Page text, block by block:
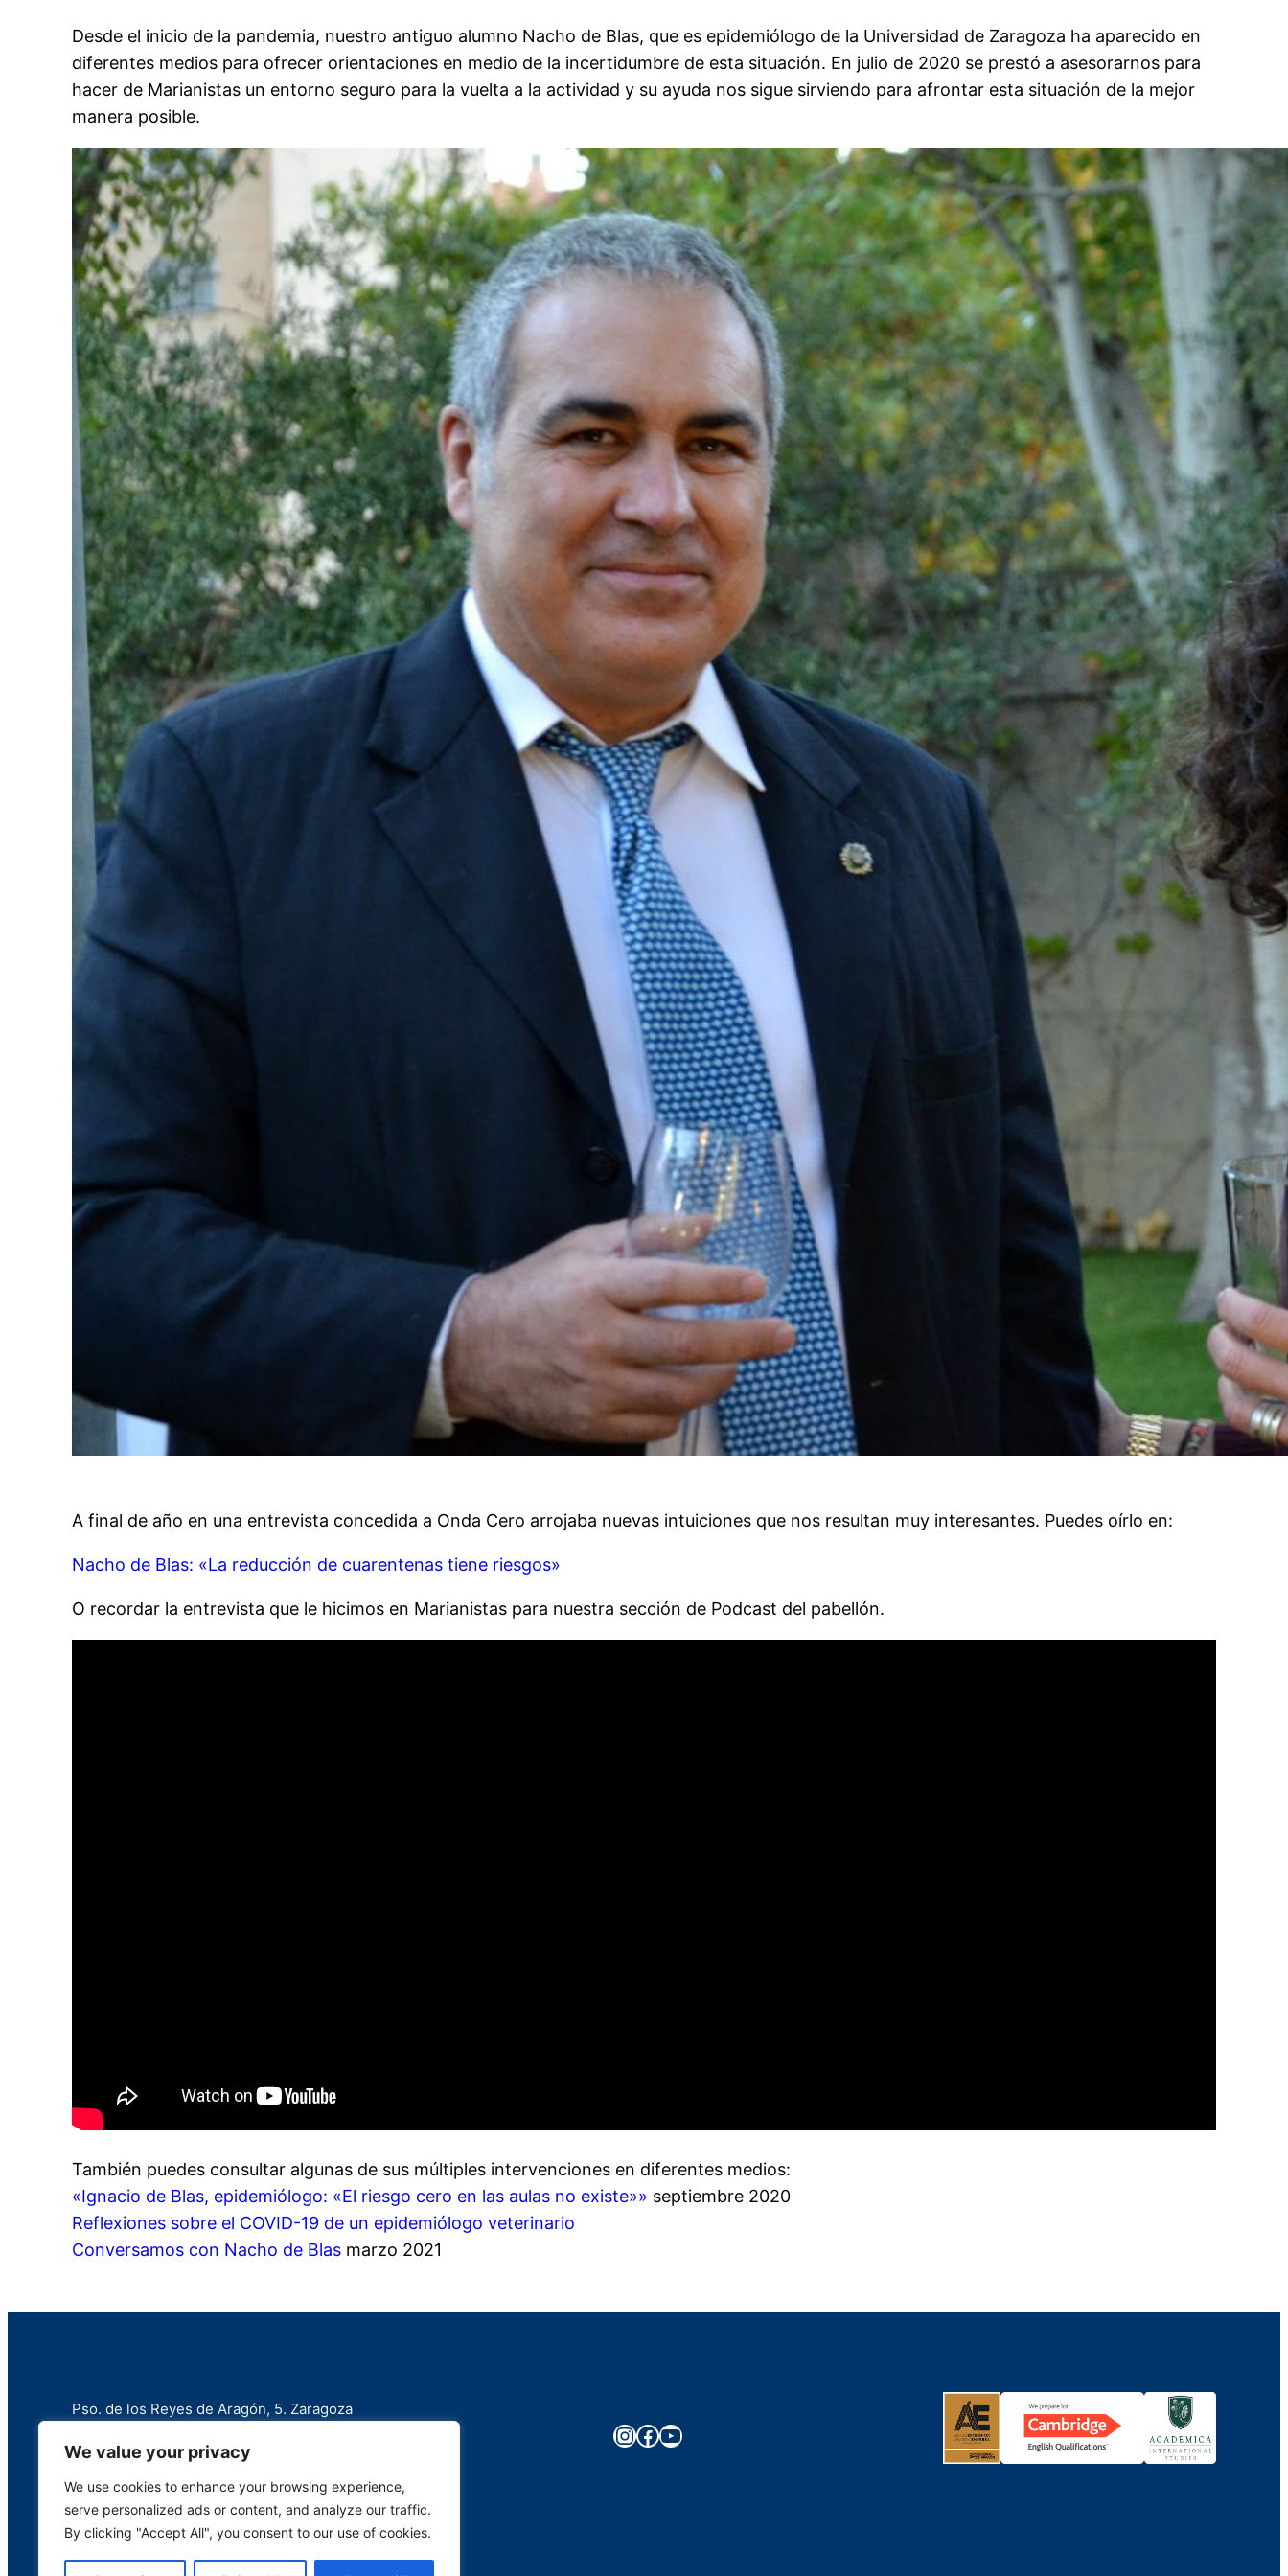
We value your privacy
We use cookies to enhance your browsing experience,
serve personalized ads or content, and analyze our traffic.
By clicking "Accept All", you consent to our use of cookies.
Desde el inicio de la pandemia, nuestro antiguo alumno Nacho de Blas, que es epidemiólogo de la Universidad de Zaragoza ha aparecido en
diferentes medios para ofrecer orientaciones en medio de la incertidumbre de esta situación. En julio de 2020 se prestó a asesorarnos para
hacer de Marianistas un entorno seguro para la vuelta a la actividad y su ayuda nos sigue sirviendo para afrontar esta situación de la mejor
manera posible.
A final de año en una entrevista concedida a Onda Cero arrojaba nuevas intuiciones que nos resultan muy interesantes. Puedes oírlo en:
Nacho de Blas: «La reducción de cuarentenas tiene riesgos»
O recordar la entrevista que le hicimos en Marianistas para nuestra sección de Podcast del pabellón.
También puedes consultar algunas de sus múltiples intervenciones en diferentes medios:
«Ignacio de Blas, epidemiólogo: «El riesgo cero en las aulas no existe»» septiembre 2020
Reflexiones sobre el COVID-19 de un epidemiólogo veterinario
Conversamos con Nacho de Blas marzo 2021
Pso. de los Reyes de Aragón, 5. Zaragoza
Instagram
Facebook
YouTube